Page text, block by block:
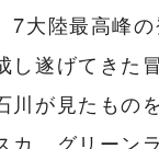
7大陸最高峰
し遂げてきた
川が見たもの
カ、グリーン